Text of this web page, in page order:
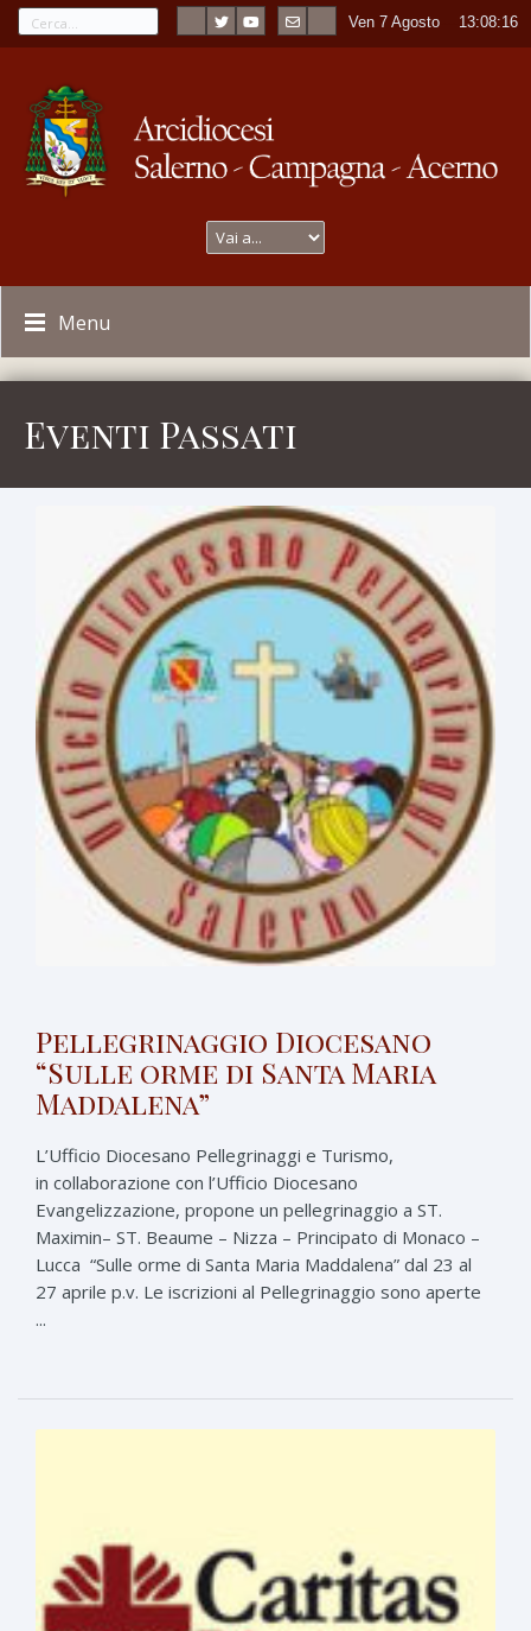
Ven 7 Agosto 13:08:17
Menu
Eventi Passati
Pellegrinaggio Diocesano
“Sulle orme di Santa Maria
Maddalena”
L’Ufficio Diocesano Pellegrinaggi e Turismo,
in collaborazione con l’Ufficio Diocesano
Evangelizzazione, propone un pellegrinaggio a ST.
Maximin– ST. Beaume – Nizza – Principato di Monaco –
Lucca “Sulle orme di Santa Maria Maddalena” dal 23 al
27 aprile p.v. Le iscrizioni al Pellegrinaggio sono aperte
...